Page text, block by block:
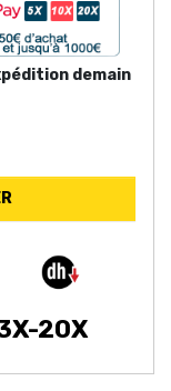
demain
20X